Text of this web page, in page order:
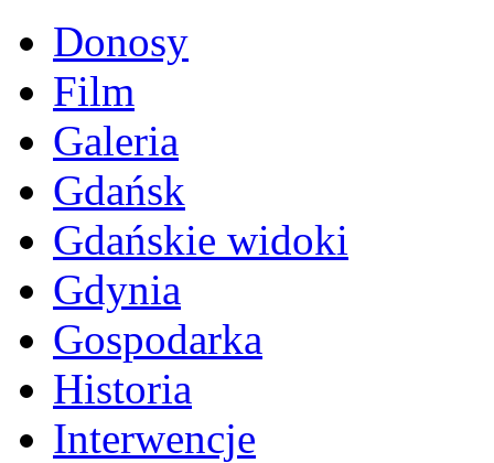
Donosy
Film
Galeria
Gdańsk
Gdańskie widoki
Gdynia
Gospodarka
Historia
Interwencje